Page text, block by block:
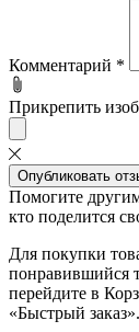
Комментарий *
Прикрепить
Опубликовать
Помогите
кто поделится
Для покупки
понравившийся
перейдите в
«Быстрый заказ».